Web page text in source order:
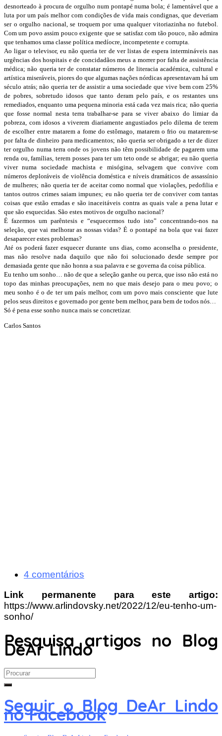
desnorteado à procura de orgulho num pontapé numa bola; é lamentável que a
luta por um país melhor com condições de vida mais condignas, que deveriam
ser o orgulho nacional, se troquem por uma qualquer vitoriazinha no futebol.
Com um povo assim pouco exigente que se satisfaz com tão pouco, não admira
que tenhamos uma classe política medíocre, incompetente e corrupta.
Ao ligar o televisor, eu não queria ter de ver listas de espera intermináveis nas
urgências dos hospitais e de concidadãos meus a morrer por falta de assistência
médica; não queria ter de constatar números de literacia académica, cultural e
artística miseráveis, piores do que algumas nações nórdicas apresentavam há um
século atrás; não queria ter de assistir a uma sociedade que vive bem com 25%
de pobres, sobretudo idosos que tanto deram pelo país, e os restantes uns
remediados, enquanto uma pequena minoria está cada vez mais rica; não queria
que fosse normal nesta terra trabalhar-se para se viver abaixo do limiar da
pobreza, com idosos a viverem diariamente angustiados pelo dilema de terem
de escolher entre matarem a fome do estômago, matarem o frio ou matarem-se
por falta de dinheiro para medicamentos; não queria ser obrigado a ter de dizer
ter orgulho numa terra onde os jovens não têm possibilidade de pagarem uma
renda ou, famílias, terem posses para ter um teto onde se abrigar; eu não queria
viver numa sociedade machista e misógina, selvagem que convive com
números deploráveis de violência doméstica e níveis dramáticos de assassínio
de mulheres; não queria ter de aceitar como normal que violações, pedofilia e
tantos outros crimes saiam impunes; eu não queria ter de conviver com tantas
coisas que estão erradas e são inaceitáveis contra as quais vale a pena lutar e
que são esquecidas. São estes motivos de orgulho nacional?
É fazermos um parêntesis e “esquecermos tudo isto” concentrando-nos na
seleção, que vai melhorar as nossas vidas? É o pontapé na bola que vai fazer
desaparecer estes problemas?
Até os poderá fazer esquecer durante uns dias, como aconselha o presidente,
mas não resolve nada daquilo que não foi solucionado desde sempre por
demasiada gente que não honra a sua palavra e se governa da coisa pública.
Eu tenho um sonho… não de que a seleção ganhe ou perca, que isso não está no
topo das minhas preocupações, nem no que mais desejo para o meu povo; o
meu sonho é o de ter um país melhor, com um povo mais consciente que lute
pelos seus direitos e governado por gente bem melhor, para bem de todos nós…
Só é pena esse sonho nunca mais se concretizar.
Carlos Santos
4 comentários
Link permanente para este artigo:
https://www.arlindovsky.net/2022/12/eu-tenho-um-
sonho/
Pesquisa artigos no Blog
DeAr Lindo
Search
for:
Seguir o Blog DeAr Lindo
no Facebook